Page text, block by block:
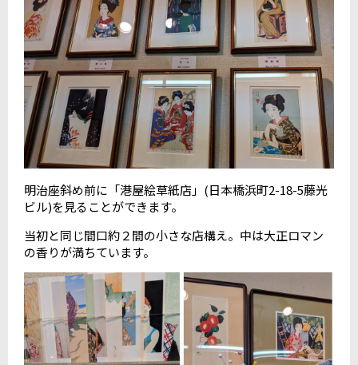
明治座斜め前に「港屋絵草紙店」(日本橋浜町2-18-5藤光
ビル)を見ることができます。
当初と同じ間口約２間の小さな店構え。中は大正ロマン
の香りが満ちています。